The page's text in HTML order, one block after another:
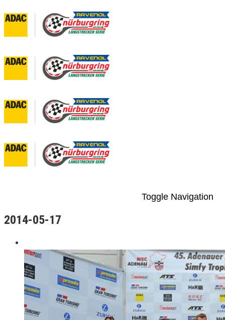
Toggle Navigation
2014-05-17